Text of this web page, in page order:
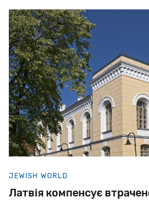
JEWISH WORLD
Латвія компенсує